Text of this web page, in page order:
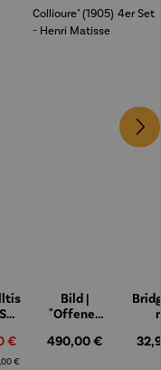
€
Preis:
€
Bild |
"Offenes
Collioure"
Regulärer Preis:
490,00 €